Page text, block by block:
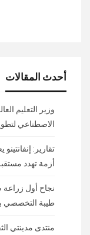
أحدث المقالات
وزير التعليم
الاصطناعي
أزمة تهدد
طيبة التخصصي
منتدى مدينتي